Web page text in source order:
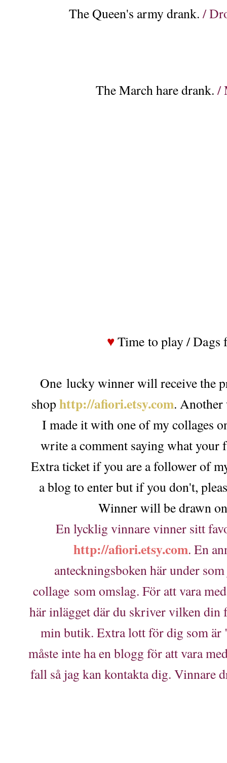
The Queen's army drank./
The March hare drank./
♥ Time to play /
One lucky winner will receive the
shop http://afiori.etsy.com.
I made it with one of my collages
write a comment saying what your
Extra ticket if you are a follower of
a blog to enter but if you don't,
Winner will be drawn
En lycklig vinnare vinner sitt
http://afiori.etsy.com. En
anteckningsboken här under
collage som omslag. För att vara
här inlägget där du skriver vilken
min butik. Extra lott för dig som
måste inte ha en blogg för att vara
fall så jag kan kontakta dig. Vinnare